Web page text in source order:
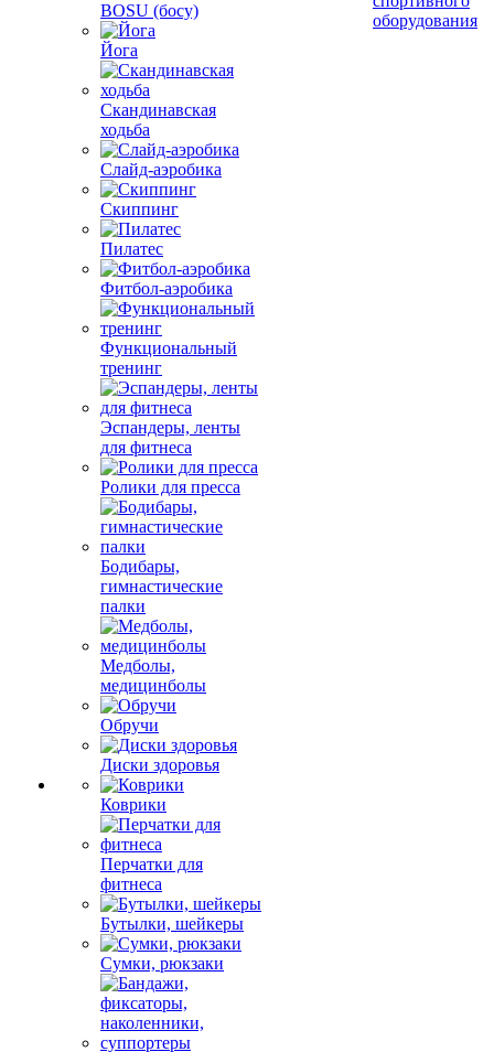
BOSU (босу)
Йога
Скандинавская
ходьба
Слайд-аэробика
Скиппинг
Пилатес
Фитбол-аэробика
Функциональный
тренинг
Эспандеры, ленты
для фитнеса
Ролики для пресса
Бодибары,
гимнастические
палки
Медболы,
медицинболы
Обручи
Диски здоровья
Коврики
Перчатки для
фитнеса
Бутылки, шейкеры
Сумки, рюкзаки
оборудования